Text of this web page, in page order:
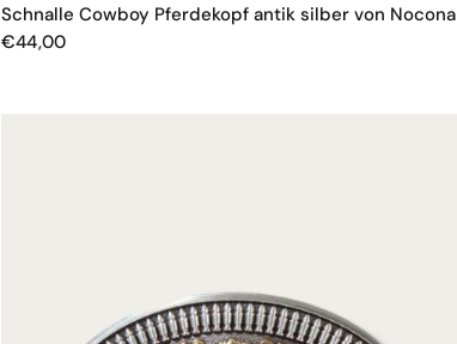
Schnalle Cowboy Pferdekopf antik silber von Nocona
€44,00